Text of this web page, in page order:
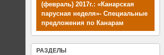
(февраль) 2017г.: «Канарская
парусная неделя»- Специальные
предложения по Канарам
РАЗДЕЛЫ